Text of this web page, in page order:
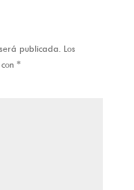
publicada. Los
*